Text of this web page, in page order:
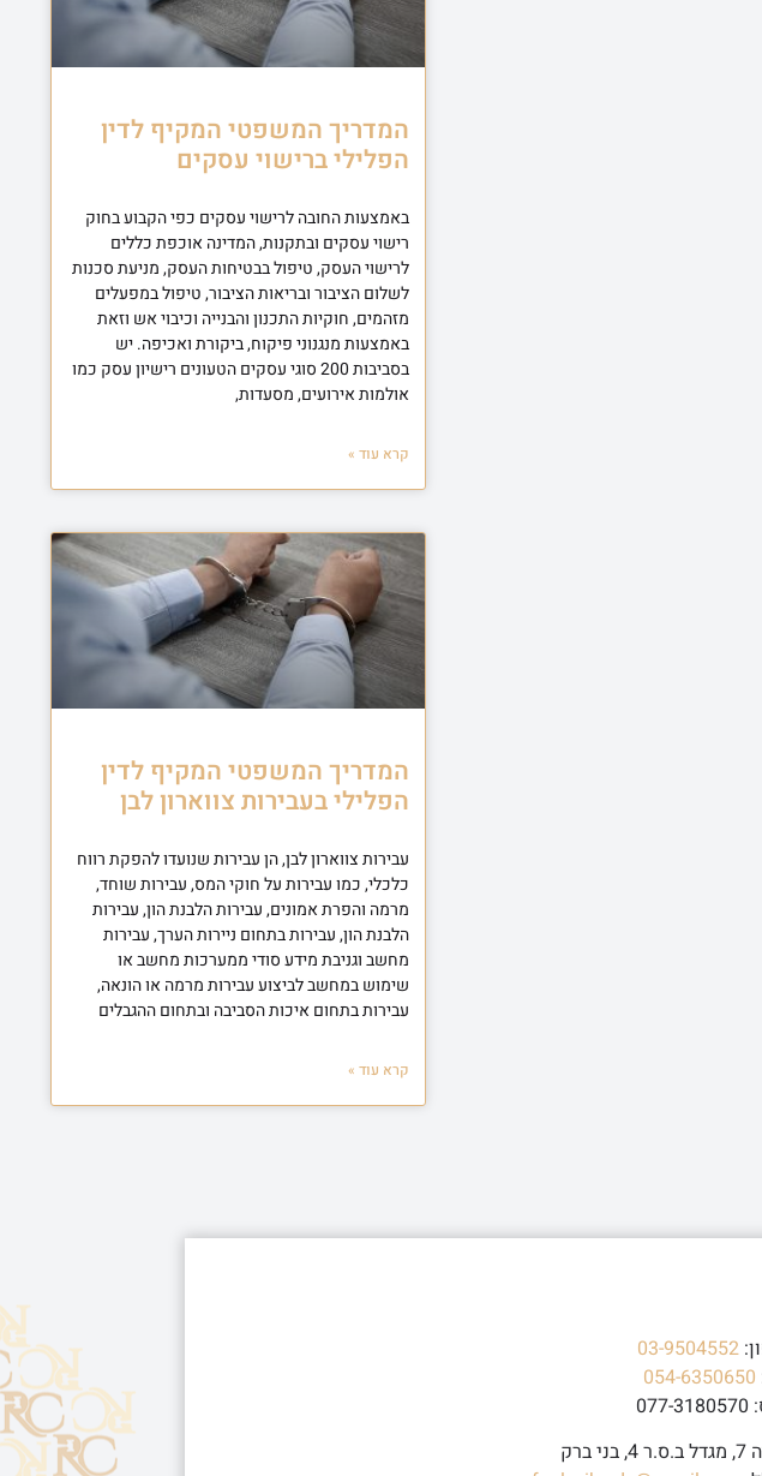
המדריך המשפטי המקיף לדין
הפלילי ברישוי עסקים
באמצעות החובה לרישוי עסקים כפי הקבוע בחוק
רישוי עסקים ובתקנות, המדינה אוכפת כללים
לרישוי העסק, טיפול בבטיחות העסק, מניעת סכנות
לשלום הציבור ובריאות הציבור, טיפול במפעלים
מזהמים, חוקיות התכנון והבנייה וכיבוי אש וזאת
באמצעות מנגנוני פיקוח, ביקורת ואכיפה. יש
בסביבות 200 סוגי עסקים הטעונים רישיון עסק כמו
אולמות אירועים, מסעדות,
קרא עוד »
המדריך המשפטי המקיף לדין
הפלילי בעבירות צווארון לבן
עבירות צווארון לבן, הן עבירות שנועדו להפקת רווח
כלכלי, כמו עבירות על חוקי המס, עבירות שוחד,
מרמה והפרת אמונים, עבירות הלבנת הון, עבירות
הלבנת הון, עבירות בתחום ניירות הערך, עבירות
מחשב וגניבת מידע סודי ממערכות מחשב או
שימוש במחשב לביצוע עבירות מרמה או הונאה,
עבירות בתחום איכות הסביבה ובתחום ההגבלים
קרא עוד »
03-9504552
054-6350650
ברק